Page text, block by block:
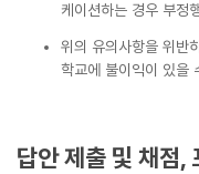
케이션하는 경우 부정
위의 유의사항을 위반
학교에 불이익이 있을
답안 제출 및 채점,